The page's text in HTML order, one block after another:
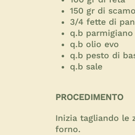
150 gr di
3/4 fette di
q.b parmigiano
q.b olio evo
q.b pesto di
q.b sale
PROCEDIMENTO
Inizia tagliando le
forno.